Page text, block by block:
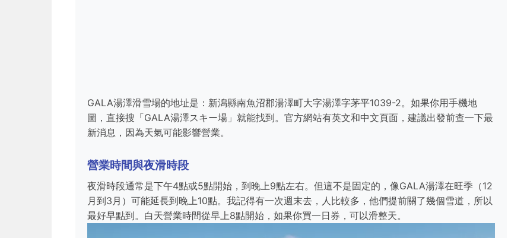
GALA湯澤滑雪場的地址是：新潟縣南魚沼郡湯澤町大字湯澤字茅平1039-2。如果你用手機地
圖，直接搜「GALA湯澤スキー場」就能找到。官方網站有英文和中文頁面，建議出發前查一下最
新消息，因為天氣可能影響營業。
營業時間與夜滑時段
夜滑時段通常是下午4點或5點開始，到晚上9點左右。但這不是固定的，像GALA湯澤在旺季（12
月到3月）可能延長到晚上10點。我記得有一次週末去，人比較多，他們提前關了幾個雪道，所以
最好早點到。白天營業時間從早上8點開始，如果你買一日券，可以滑整天。